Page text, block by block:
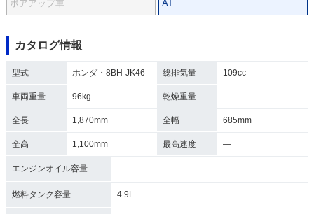
ボアアップ車 AT
カタログ情報
型式 ホンダ・8BH-JK46 総排気量 109cc
車両重量 96kg 乾燥重量 ―
全長 1,870mm 全幅 685mm
全高 1,100mm 最高速度 ―
エンジンオイル容量 ―
燃料タンク容量 4.9L